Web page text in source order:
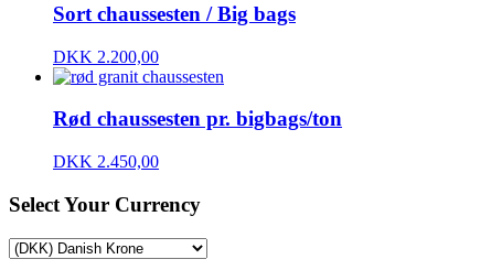
Sort chaussesten / Big bags
DKK 2.200,00
Rød chaussesten pr. bigbags/ton
DKK 2.450,00
Select Your Currency